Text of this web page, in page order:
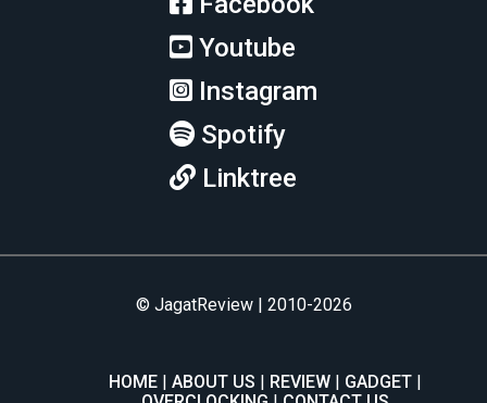
Youtube
Instagram
Spotify
Linktree
© JagatReview | 2010-2026
HOME ABOUT US REVIEW
GADGET